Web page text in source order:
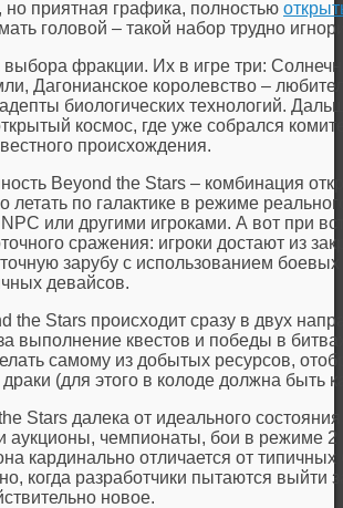
но приятная графика, полностью
головой – такой набор трудно
выбора фракции. Их в игре три:
Дагонианское королевство –
биологических технологий.
космос, где уже собрался
происхождения.
Beyond the Stars – комбинация
летать по галактике в режиме
NPC или другими игроками. А вот при
сражения: игроки достают из
зарубу с использованием
девайсов.
the Stars происходит сразу в двух
выполнение квестов и победы в
самому из добытых ресурсов,
(для этого в колоде должна быть
Stars далека от идеального
аукционы, чемпионаты, бои в режиме
кардинально отличается от типичных
когда разработчики пытаются
новое.